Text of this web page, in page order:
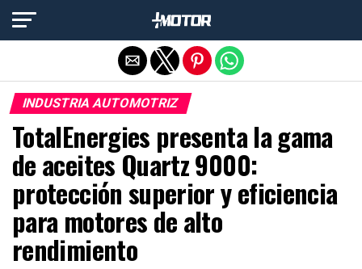
INDUSTRIA AUTOMOTRIZ
TotalEnergies presenta la gama
de aceites Quartz 9000:
protección superior y eficiencia
para motores de alto
rendimiento
Salir de la versión móvil